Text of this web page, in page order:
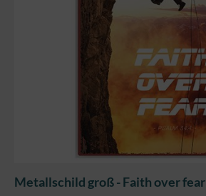
Metallschild groß - Faith over fear